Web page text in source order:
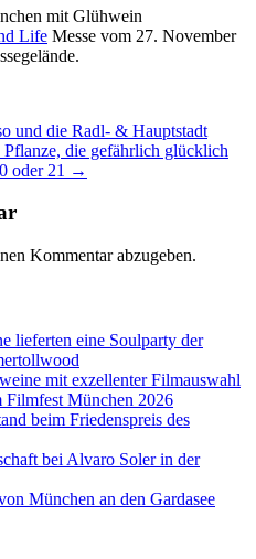
mit Glühwein
Life Messe vom 27. November
und die Radl- & Hauptstadt
Pflanze, die gefährlich glücklich
oder 21 →
Kommentar abzugeben.
lieferten eine Soulparty der
mit exzellenter Filmauswahl
Filmfest München 2026
beim Friedenspreis des
bei Alvaro Soler in der
München an den Gardasee